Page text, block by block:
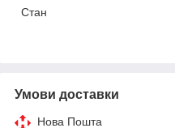
Стан
Умови доставки
Нова Пошта